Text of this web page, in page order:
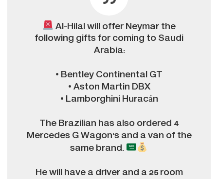
Al-Hilal will offer Neymar the
following gifts for coming to Saudi
Arabia:
• Bentley Continental GT
• Aston Martin DBX
• Lamborghini Huracán
The Brazilian has also ordered 4
Mercedes G Wagon's and a van of the
same brand.
He will have a driver and a 25 room